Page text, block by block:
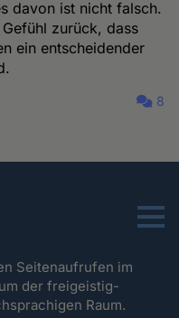
davon ist nicht falsch.
zurück, dass
ein entscheidender
8
Menu
Seitenaufrufen im
der freigeistig-
Raum.